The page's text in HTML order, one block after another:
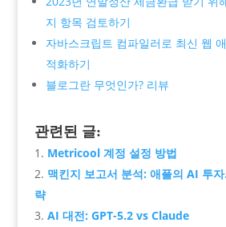
지 항목 검토하기
자바스크립트 컴파일러로 최신 웹
적화하기
블로그란 무엇인가? 리뷰
관련된 글:
Metricool 계정 설정 방법
맥킨지 보고서 분석: 애플의 AI 투
략
AI 대전: GPT-5.2 vs Claude